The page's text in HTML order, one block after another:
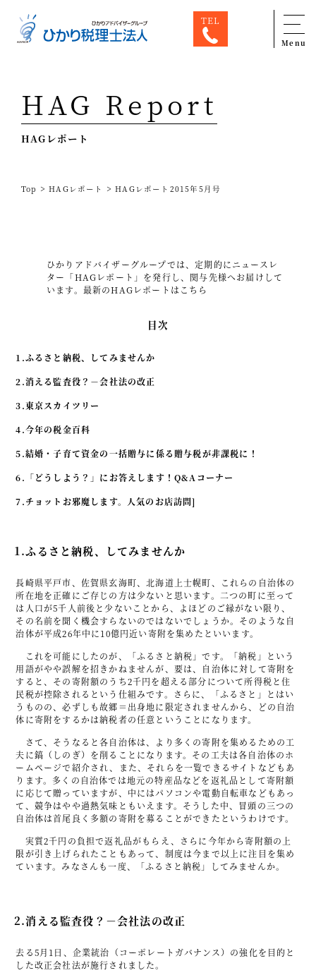
TEL
Menu
専門家一覧
ひかり税理士法人について
出版物
採用情報
税理士変更をお考えの方
メールマガジン登録
ニュース
HAG Report
HAGレポート
Top >HAGレポート >HAGレポート2015年5月号
ひかりアドバイザーグループでは、定期的にニュースレ
ター「HAGレポート」を発行し、関与先様へお届けして
います。 最新のHAGレポートはこちら
目次
1.ふるさと納税、してみませんか
2.消える監査役？－会社法の改正
3.東京スカイツリー
4.今年の税金百科
5.結婚・子育て資金の一括贈与に係る贈与税が非課税に！
6.「どうしよう？」にお答えします！Q&Aコーナー
7.チョットお邪魔します。人気のお店訪問]
1.ふるさと納税、してみませんか
長崎県平戸市、佐賀県玄海町、北海道上士幌町、これらの自治体の
所在地を正確にご存じの方は少ないと思います。二つの町に至って
は人口が5千人前後と少ないことから、よほどのご縁がない限り、
その名前を聞く機会すらないのではないでしょうか。そのような自
治体が平成26年中に10億円近い寄附を集めたといいます。
これを可能にしたのが、「ふるさと納税」です。「納税」という
用語がやや誤解を招きかねませんが、要は、自治体に対して寄附を
すると、その寄附額のうち2千円を超える部分について所得税と住
民税が控除されるという仕組みです。さらに、「ふるさと」とはい
うものの、必ずしも故郷＝出身地に限定されませんから、どの自治
体に寄附をするかは納税者の任意ということになります。
さて、そうなると各自治体は、より多くの寄附を集めるための工
夫に鎬（しのぎ）を削ることになります。その工夫は各自治体のホ
ームページで紹介され、また、それらを一覧できるサイトなどもあ
ります。多くの自治体では地元の特産品などを返礼品として寄附額
に応じて贈っていますが、中にはパソコンや電動自転車などもあっ
て、競争はやや過熱気味ともいえます。そうした中、冒頭の三つの
自治体は首尾良く多額の寄附を募ることができたというわけです。
実質2千円の負担で返礼品がもらえ、さらに今年から寄附額の上
限が引き上げられたこともあって、制度は今まで以上に注目を集め
ています。みなさんも一度、「ふるさと納税」してみませんか。
2.消える監査役？－会社法の改正
去る5月1日、企業統治（コーポレートガバナンス）の強化を目的と
した改正会社法が施行されました。